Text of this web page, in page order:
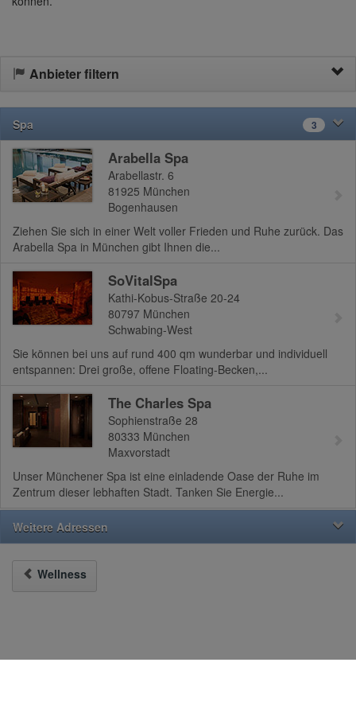
Anbieter filtern
Spa 3
Arabella Spa
Arabellastr. 6
81925 München
Bogenhausen
Ziehen Sie sich in einer Welt voller Frieden und Ruhe zurück. Das
Arabella Spa in München gibt Ihnen die...
SoVitalSpa
Kathi-Kobus-Straße 20-24
80797 München
Schwabing-West
Sie können bei uns auf rund 400 qm wunderbar und individuell
entspannen: Drei große, offene Floating-Becken,...
The Charles Spa
Sophienstraße 28
80333 München
Maxvorstadt
Unser Münchener Spa ist eine einladende Oase der Ruhe im
Zentrum dieser lebhaften Stadt. Tanken Sie Energie...
Weitere Adressen
Wellness